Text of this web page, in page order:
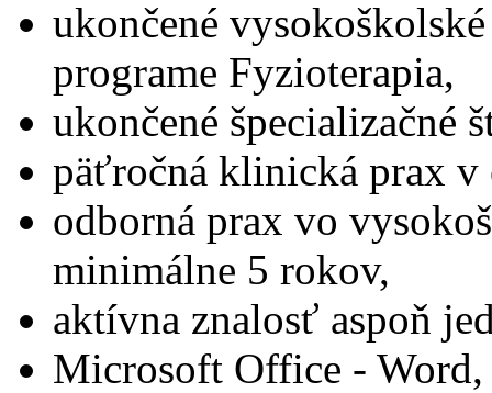
ukončené
programe Fyzioterapia,
ukončené špecializačné
päťročná klinická prax v
odborná prax vo
minimálne 5 rokov,
aktívna znalosť aspoň
Microsoft Office -